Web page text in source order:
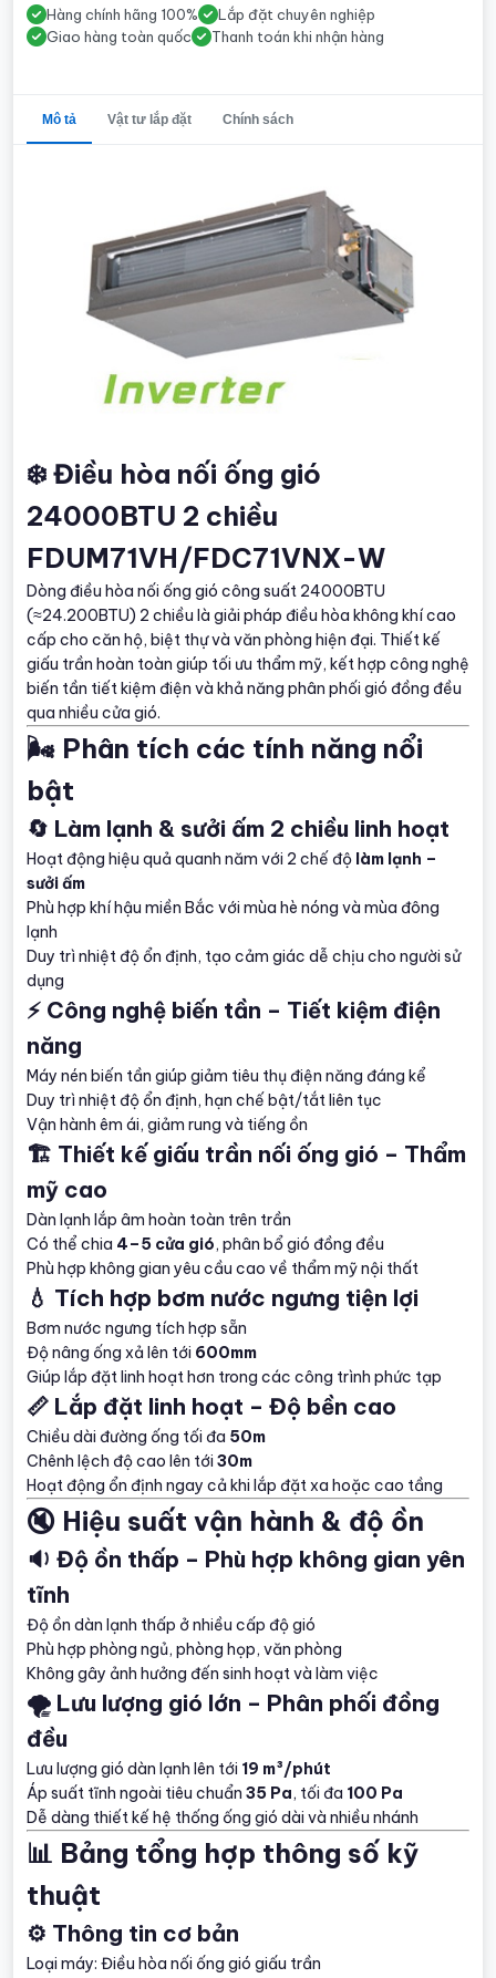
Hàng chính hãng 100%
Lắp đặt chuyên nghiệp
Giao hàng toàn quốc
Thanh toán khi nhận hàng
Mô tả Vật tư lắp đặt Chính sách
❄️ Điều hòa nối ống gió
24000BTU 2 chiều
FDUM71VH/FDC71VNX-W
Dòng điều hòa nối ống gió công suất 24000BTU
(≈24.200BTU) 2 chiều là giải pháp điều hòa không khí cao
cấp cho căn hộ, biệt thự và văn phòng hiện đại. Thiết kế
giấu trần hoàn toàn giúp tối ưu thẩm mỹ, kết hợp công nghệ
biến tần tiết kiệm điện và khả năng phân phối gió đồng đều
qua nhiều cửa gió.
🌬️ Phân tích các tính năng nổi
bật
🔄 Làm lạnh & sưởi ấm 2 chiều linh hoạt
Hoạt động hiệu quả quanh năm với 2 chế độ làm lạnh –
sưởi ấm
Phù hợp khí hậu miền Bắc với mùa hè nóng và mùa đông
lạnh
Duy trì nhiệt độ ổn định, tạo cảm giác dễ chịu cho người sử
dụng
⚡ Công nghệ biến tần – Tiết kiệm điện
năng
Máy nén biến tần giúp giảm tiêu thụ điện năng đáng kể
Duy trì nhiệt độ ổn định, hạn chế bật/tắt liên tục
Vận hành êm ái, giảm rung và tiếng ồn
🏗️ Thiết kế giấu trần nối ống gió – Thẩm
mỹ cao
Dàn lạnh lắp âm hoàn toàn trên trần
Có thể chia 4–5 cửa gió, phân bổ gió đồng đều
Phù hợp không gian yêu cầu cao về thẩm mỹ nội thất
💧 Tích hợp bơm nước ngưng tiện lợi
Bơm nước ngưng tích hợp sẵn
Độ nâng ống xả lên tới 600mm
Giúp lắp đặt linh hoạt hơn trong các công trình phức tạp
📏 Lắp đặt linh hoạt – Độ bền cao
Chiều dài đường ống tối đa 50m
Chênh lệch độ cao lên tới 30m
Hoạt động ổn định ngay cả khi lắp đặt xa hoặc cao tầng
🔇 Hiệu suất vận hành & độ ồn
🔉 Độ ồn thấp – Phù hợp không gian yên
tĩnh
Độ ồn dàn lạnh thấp ở nhiều cấp độ gió
Phù hợp phòng ngủ, phòng họp, văn phòng
Không gây ảnh hưởng đến sinh hoạt và làm việc
🌪️ Lưu lượng gió lớn – Phân phối đồng
đều
Lưu lượng gió dàn lạnh lên tới 19 m³/phút
Áp suất tĩnh ngoài tiêu chuẩn 35 Pa, tối đa 100 Pa
Dễ dàng thiết kế hệ thống ống gió dài và nhiều nhánh
📊 Bảng tổng hợp thông số kỹ
thuật
⚙️ Thông tin cơ bản
Loại máy: Điều hòa nối ống gió giấu trần